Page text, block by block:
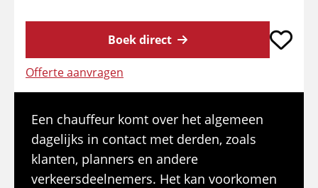
Boek direct
Offerte aanvragen
Een chauffeur komt over het algemeen
dagelijks in contact met derden, zoals
klanten, planners en andere
verkeersdeelnemers. Het kan voorkomen